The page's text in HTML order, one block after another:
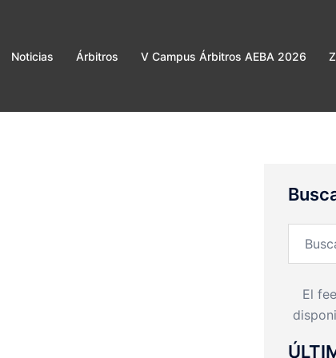
Noticias Árbitros V Campus Árbitros AEBA 2026
El